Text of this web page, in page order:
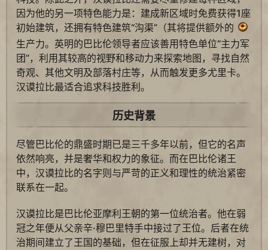
因为他的另一项特色能力是：建成新区域时免费获得1座
初始建筑，还拥有特色建筑“沟渠”（其将提供额外的
生产力。英明的巴比伦领导者应该善用特色单位“主力军
团”，利用其较高的视野和移动力来探索地图，寻找自然
奇观、其他文明及部落村庄等，从而触发更多尤里卡。
汉谟拉比最适合追求科技胜利。
历史背景
尽管巴比伦的鼎盛时期已是三千多年以前，但它的名声
依然响亮，并是奢华和权力的象征。而在巴比伦诸王
中，汉谟拉比的名字则与严苛的正义和理性的统治紧密
联系在一起。
汉谟拉比是巴比伦亚摩利王朝的第一位统治者。他在弱
冠之年便从父亲辛·穆巴里特手中接过了王位。后者在统
治期间建立了王国的基础，但在征服上却并无建树，对